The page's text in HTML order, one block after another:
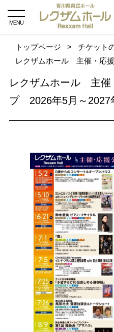
MENU
トップページ > チケット
レクザムホール 主催・応
レクザムホール 主催
プ 2026年5月～2027